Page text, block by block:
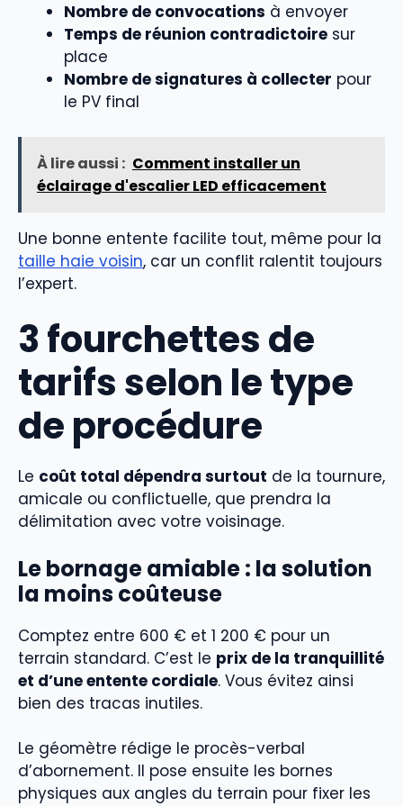
Nombre de convocations à envoyer
Temps de réunion contradictoire sur
place
Nombre de signatures à collecter pour
le PV final
À lire aussi : Comment installer un
éclairage d'escalier LED efficacement
Une bonne entente facilite tout, même pour la
taille haie voisin, car un conflit ralentit toujours
l’expert.
3 fourchettes de
tarifs selon le type
de procédure
Le coût total dépendra surtout de la tournure,
amicale ou conflictuelle, que prendra la
délimitation avec votre voisinage.
Le bornage amiable : la solution
la moins coûteuse
Comptez entre 600 € et 1 200 € pour un
terrain standard. C’est le prix de la tranquillité
et d’une entente cordiale. Vous évitez ainsi
bien des tracas inutiles.
Le géomètre rédige le procès-verbal
d’abornement. Il pose ensuite les bornes
physiques aux angles du terrain pour fixer les